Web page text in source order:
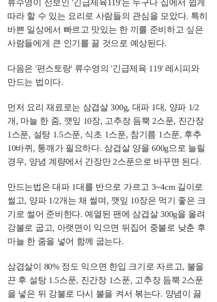
류수영이 선보인 '긴급제육119'는 누구나 집에서 쉽게
따라 할 수 있는 요리로 사람들의 관심을 모았다. 특히
바쁜 일상에서 빠르고 맛있는 한 끼를 준비하고 싶은
사람들에게 큰 인기를 끌 것으로 예상된다.
다음은 '편스토랑' 류수영의 '긴급제육 119' 레시피와
만드는 법이다.
먼저 요리 재료로는 삼겹살 300g, 대파 1대, 양파 1/2
개, 마늘 한 줌, 깻잎 10장, 고추장 듬뿍 2스푼, 진간장
1스푼, 설탕 1.5스푼, 식초 1스푼, 참기름 1스푼, 후추
10바퀴, 통깨가 필요하다. 삼겹살 양을 600g으로 늘릴
경우, 양념 계량에서 간장만 2스푼으로 바꾸면 된다.
만드는법은 대파 1대를 반으로 가르고 3~4cm 길이로
썰고, 양파 1/2개는 채 썰며, 깻잎 10장은 먹기 좋은 크
기로 썰어 준비한다. 예열된 팬에 삼겹살 300g을 올려
강불로 굽고, 아랫면이 익으면 뒤집어 중불로 낮춘 후
마늘 한 줌을 넣어 함께 굽는다.
삼겹살이 80% 정도 익으면 한입 크기로 자르고, 불을
끈 후 설탕 1.5스푼, 진간장 1스푼, 고추장 듬뿍 2스푼
을 넣은 뒤 강불로 다시 불을 켜서 볶는다. 양념이 끓